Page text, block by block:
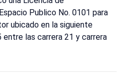
Publico No. 0101 para
ubicado en la siguiente
entre las carrera 21 y carrera